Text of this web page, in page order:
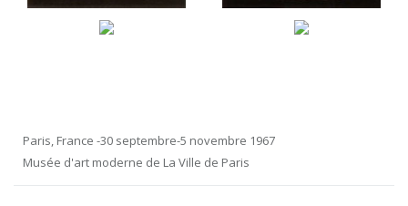
Paris, France -30 septembre-5 novembre 1967
Musée d'art moderne de La Ville de Paris